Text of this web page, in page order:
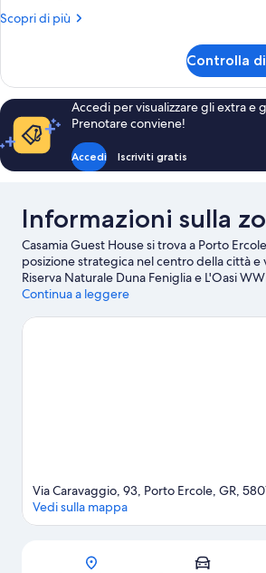
mare
Scopri di più
Altri
Superior,
balcone,
vista
mare
parziale
Controlla
Accedi per visualizzare gli extra e
Prenotare conviene!
Accedi Iscriviti gratis
Informazioni sulla
Casamia Guest House si trova a Porto
posizione strategica nel centro della città e
Riserva Naturale Duna Feniglia e L'Oasi
due tappe fondamentali per gli amanti della
dell'Argentario e Parco Emozionale e
Continua a leggere
Mappa
Via Caravaggio, 93, Porto Ercole, GR,
Vedi sulla mappa